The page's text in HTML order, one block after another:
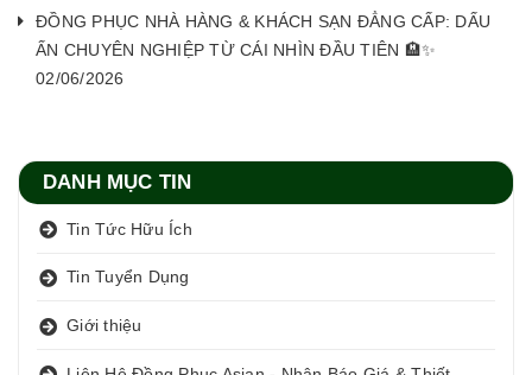
ĐỒNG PHỤC NHÀ HÀNG & KHÁCH SẠN ĐẲNG CẤP: DẤU
ẤN CHUYÊN NGHIỆP TỪ CÁI NHÌN ĐẦU TIÊN 🏨✨
02/06/2026
DANH MỤC TIN
Tin Tức Hữu Ích
Tin Tuyển Dụng
Giới thiệu